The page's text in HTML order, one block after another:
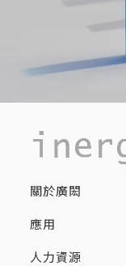
關於廣閎
應用
人力資源